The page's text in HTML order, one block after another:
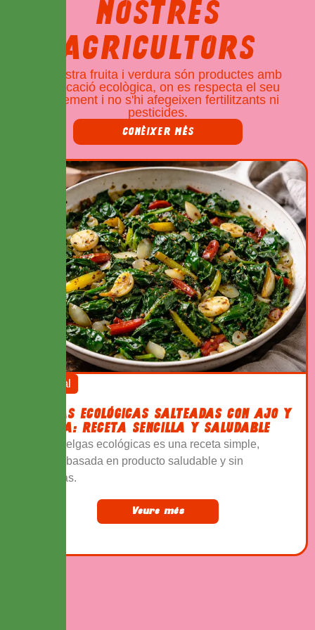
Hub Frutal
ACELGAS ECOLÓGICAS SALTEADAS CON AJO Y
CEBOLLA: RECETA SENCILLA Y SALUDABLE
Estas acelgas ecológicas es una receta simple,
rápida y basada en producto saludable y sin
pesticidas.
Veure més
NOSTRES
AGRICULTORS
La nostra fruita i verdura són productes amb
certificació ecològica, on es respecta el seu
creixement i no s'hi afegeixen fertilitzants ni
pesticides.
CONÈIXER MÉS